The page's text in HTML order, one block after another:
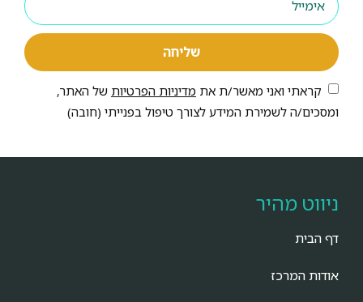
שליחה
קראתי ואני מאשר/ת את מדיניות הפרטיות של האתר,
ומסכים/ה לשמירת המידע לצורך טיפול בפנייתי (חובה)
ניווט מהיר
דף הבית
אודות המרכז